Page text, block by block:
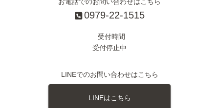
0979-22-1515
受付時間
受付停止中
LINEでのお問い合わせはこちら
LINEはこちら